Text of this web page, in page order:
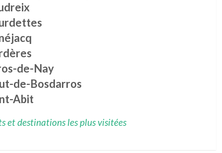
de-Nay
de-Bosdarros
Abit
et destinations les plus visitées